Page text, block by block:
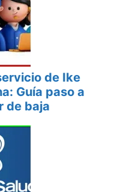
de Ike
Guía paso a
de baja